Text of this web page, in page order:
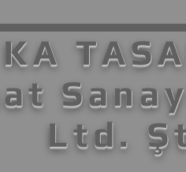
KA
Ltd.